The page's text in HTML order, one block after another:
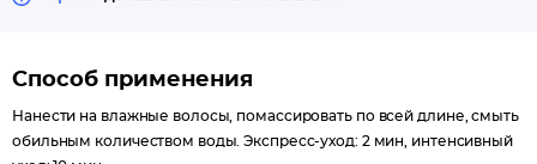
Способ применения
Нанести на влажные волосы, помассировать по всей длине, смыть
обильным количеством воды. Экспресс-уход: 2 мин, интенсивный